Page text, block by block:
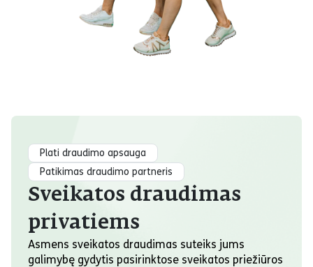
Plati draudimo apsauga
Patikimas draudimo partneris
Sveikatos draudimas
privatiems
Asmens sveikatos draudimas suteiks jums
galimybę gydytis pasirinktose sveikatos priežiūros